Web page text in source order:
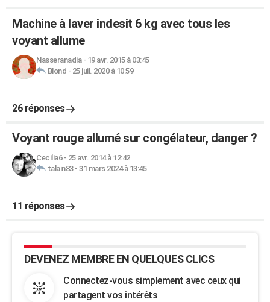
Machine à laver indesit 6 kg avec tous les
voyant allume
Nasseranadia- 19 avr. 2015 à 03:45
Blond - 25 juil. 2020 à 10:59
26 réponses
Voyant rouge allumé sur congélateur, danger ?
Cecilia6- 25 avr. 2014 à 12:42
talain83- 31 mars 2024 à 13:45
11 réponses
DEVENEZ MEMBRE EN QUELQUES CLICS
Connectez-vous simplement avec ceux qui
partagent vos intérêts